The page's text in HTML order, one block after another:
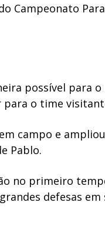
Campeonato
possível para
para o time
campo e
Pablo.
no primeiro
defesas